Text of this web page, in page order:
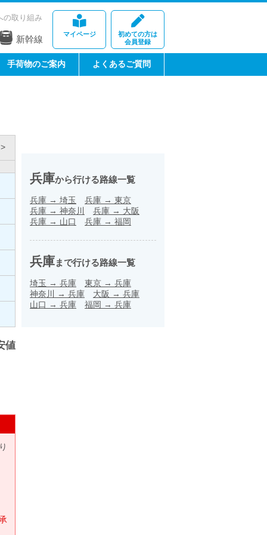
マイページ
初めての方は
会員登録
の取り組み
新幹線
手荷物のご案内 よくあるご質問
値
兵庫から行ける路線一覧
兵庫 → 埼玉 兵庫 → 東京
兵庫 → 神奈川 兵庫 → 大阪
兵庫 → 山口 兵庫 → 福岡
兵庫まで行ける路線一覧
埼玉 → 兵庫 東京 → 兵庫
神奈川
→ 兵庫 大阪 → 兵庫
山口 → 兵庫 福岡 → 兵庫